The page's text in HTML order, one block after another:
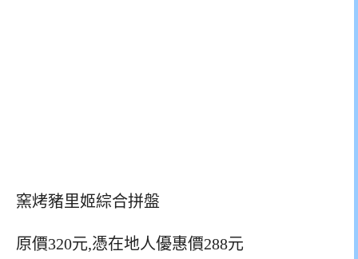
窯烤豬里姬綜合拼盤
原價320元,憑在地人優惠價288元